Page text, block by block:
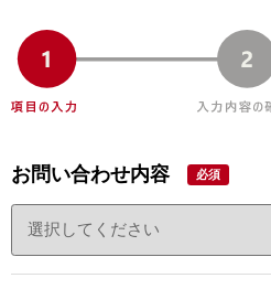
お問い合わせ内容 必須